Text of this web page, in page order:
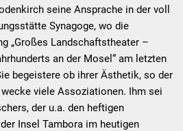
seine Ansprache in der voll
Synagoge, wo die
„Großes Landschaftstheater –
an der Mosel“ am letzten
begeistere ob ihrer Ästhetik, so der
viele Assoziationen. Ihm sei
der u.a. den heftigen
Insel Tambora im heutigen